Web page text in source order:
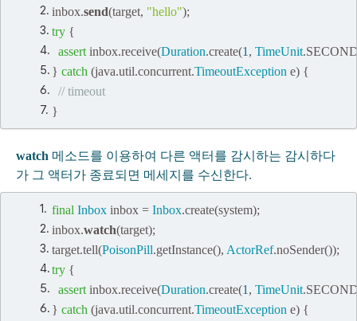
inbox.send(target, "hello");
try {
assert inbox.receive(Duration.create(1 , TimeUnit.
} catch (java.util.concurrent.TimeoutException e) {
// timeout
}
watch 메소드를 이용하여 다른 액터를 감시하는 감시하다
가 그 액터가 종료되면 메세지를 수신한다.
final Inbox inbox = Inbox.create(system);
inbox.watch(target);
target.tell(PoisonPill.getInstance(), ActorRef.noSender());
try {
assert inbox.receive(Duration.create(1 , TimeUnit.
} catch (java.util.concurrent.TimeoutException e) {